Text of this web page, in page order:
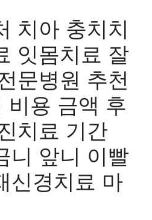
치아 충치치
잇몸치료 잘
문병원 추천
비용 금액 후
치료 기간
니 앞니 이빨
신경치료 마